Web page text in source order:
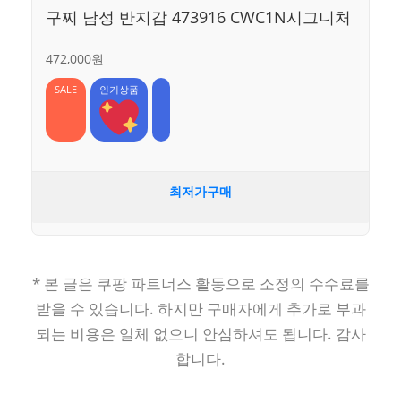
구찌 남성 반지갑 473916 CWC1N시그니처
472,000원
SALE 인기상품
최저가구매
* 본 글은 쿠팡 파트너스 활동으로 소정의 수수료를
받을 수 있습니다. 하지만 구매자에게 추가로 부과
되는 비용은 일체 없으니 안심하셔도 됩니다. 감사
합니다.